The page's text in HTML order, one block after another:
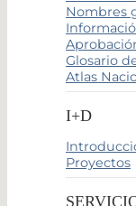
Nombres
Glosario
Atlas
I+D
Proyectos